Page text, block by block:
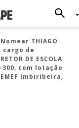
Nomear THIAGO
cargo de
DE ESCOLA
300, com lotação
Imbiribeira,